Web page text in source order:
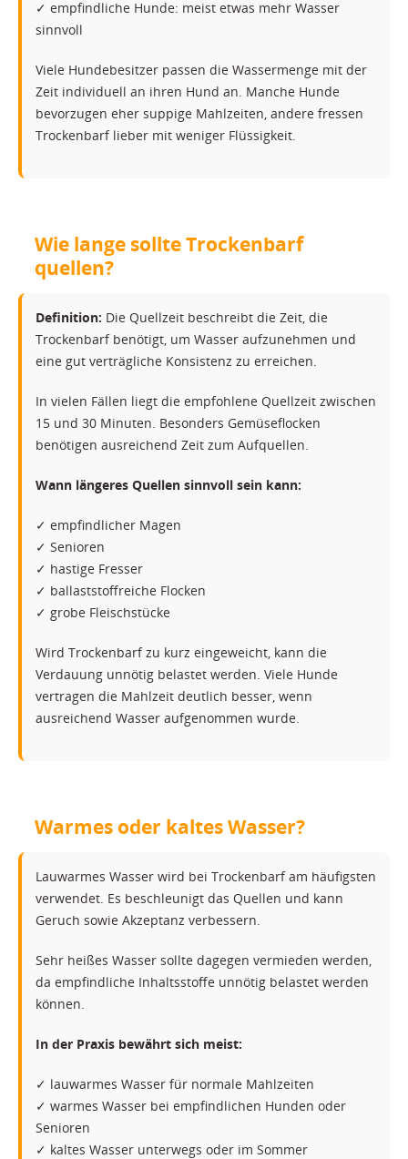
✓ empfindliche Hunde: meist etwas mehr Wasser
sinnvoll
Viele Hundebesitzer passen die Wassermenge mit der
Zeit individuell an ihren Hund an. Manche Hunde
bevorzugen eher suppige Mahlzeiten, andere fressen
Trockenbarf lieber mit weniger Flüssigkeit.
Wie lange sollte Trockenbarf
quellen?
Definition: Die Quellzeit beschreibt die Zeit, die
Trockenbarf benötigt, um Wasser aufzunehmen und
eine gut verträgliche Konsistenz zu erreichen.
In vielen Fällen liegt die empfohlene Quellzeit zwischen
15 und 30 Minuten. Besonders Gemüseflocken
benötigen ausreichend Zeit zum Aufquellen.
Wann längeres Quellen sinnvoll sein kann:
✓ empfindlicher Magen
✓ Senioren
✓ hastige Fresser
✓ ballaststoffreiche Flocken
✓ grobe Fleischstücke
Wird Trockenbarf zu kurz eingeweicht, kann die
Verdauung unnötig belastet werden. Viele Hunde
vertragen die Mahlzeit deutlich besser, wenn
ausreichend Wasser aufgenommen wurde.
Warmes oder kaltes Wasser?
Lauwarmes Wasser wird bei Trockenbarf am häufigsten
verwendet. Es beschleunigt das Quellen und kann
Geruch sowie Akzeptanz verbessern.
Sehr heißes Wasser sollte dagegen vermieden werden,
da empfindliche Inhaltsstoffe unnötig belastet werden
können.
In der Praxis bewährt sich meist:
✓ lauwarmes Wasser für normale Mahlzeiten
✓ warmes Wasser bei empfindlichen Hunden oder
Senioren
✓ kaltes Wasser unterwegs oder im Sommer